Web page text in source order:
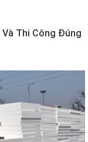
Và Thi Công Đúng